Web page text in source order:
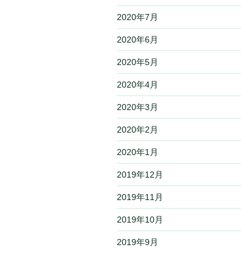
2020年7月
2020年6月
2020年5月
2020年4月
2020年3月
2020年2月
2020年1月
2019年12月
2019年11月
2019年10月
2019年9月